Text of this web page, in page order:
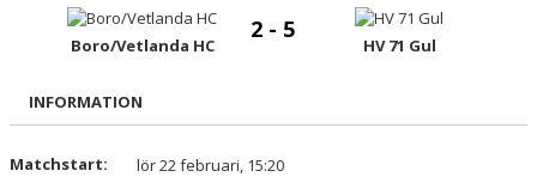
BILDGALLERI
DOKUMENT
Boro/Vetlanda HC
2 - 5
HV 71 Gul
INFORMATION
Matchstart:
lör 22 februari, 15:20